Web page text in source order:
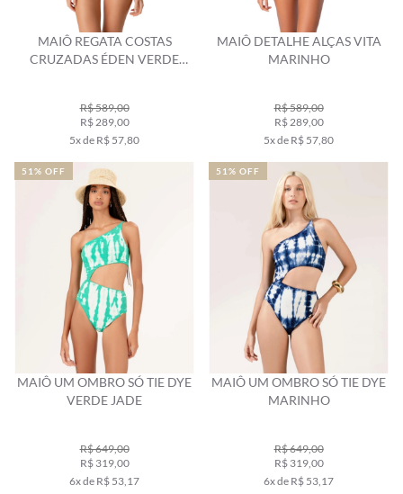
MAIÔ REGATA COSTAS
CRUZADAS ÉDEN VERDE
R$ 589,00
R$ 289,00
5x de R$ 57,80
MAIÔ DETALHE ALÇAS VITA
MARINHO
R$ 589,00
R$ 289,00
5x de R$ 57,80
MAIÔ UM OMBRO SÓ TIE DYE
VERDE JADE
R$ 649,00
R$ 319,00
6x de R$ 53,17
51% OFF
MAIÔ UM OMBRO SÓ TIE DYE
MARINHO
R$ 649,00
R$ 319,00
6x de R$ 53,17
51% OFF